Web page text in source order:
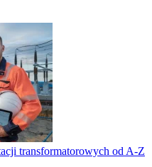
transformatorowych od A-Z